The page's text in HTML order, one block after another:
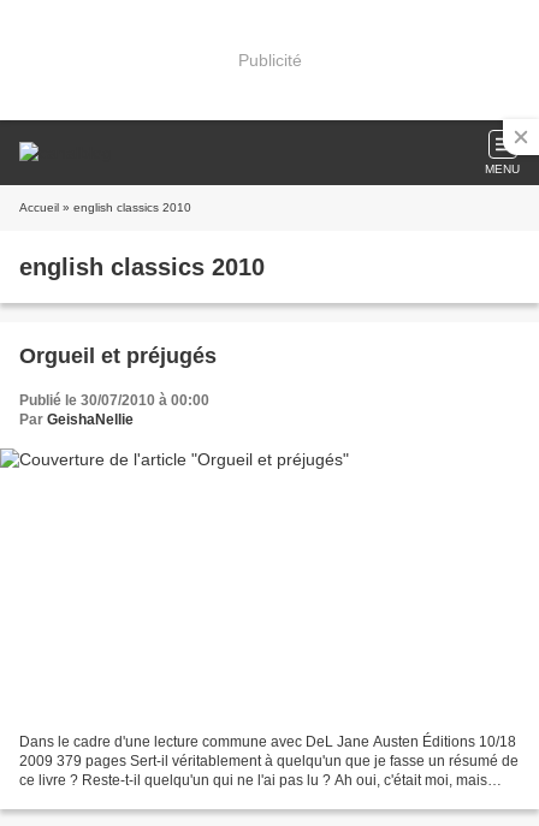
Publicité
MENU
Accueil » english classics 2010
english classics 2010
Orgueil et préjugés
Publié le 30/07/2010 à 00:00
Par GeishaNellie
Dans le cadre d'une lecture commune avec DeL Jane Austen Éditions 10/18
2009 379 pages Sert-il véritablement à quelqu'un que je fasse un résumé de
ce livre ? Reste-t-il quelqu'un qui ne l'ai pas lu ? Ah oui, c'était moi, mais